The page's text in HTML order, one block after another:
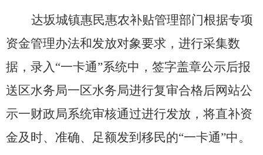
达坂城镇惠民惠农补贴管理部门根据专项
资金管理办法和发放对象要求，进行采集数
据，录入 “一卡通”系统中，签字盖章公示后报
送区水务局一区水务局进行复审合格后网站公
示一财政局系统审核通过进行发放，将直补资
金及时、准确、足额发到移民的“一卡通”中。